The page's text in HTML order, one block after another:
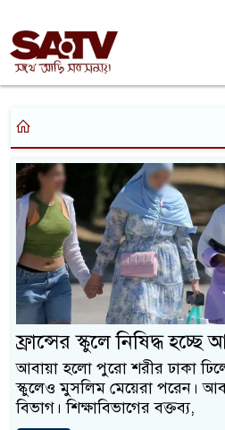
ফ্রান্সের স্কুলে নিষিদ্ধ হচ্ছে
আবায়া হলো পুরো শরীর ঢাকা
স্কুলেও মুসলিম মেয়েরা পরেন।
বিভাগ। শিক্ষাবিভাগের বক্তব্য,